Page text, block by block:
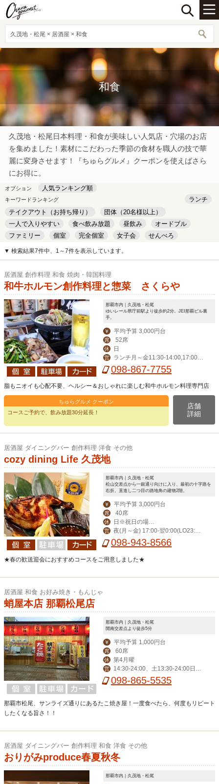
久茂地・松尾 × 居酒屋 × 和食
和食
久茂地・松尾日本料理・和食が美味しい人気店・穴場のお店
を集めました！素材にこだわった季節の食材を職人の技で華
麗に変身させます！『ちゅらグルメ』クーポンを使えばさら
にお得に。
オプション 人気ランキング順
キーワードランキング
ランチ
テイクアウト（お持ち帰り）
団体（20名様以上）
一人で入りやすい
食べ飲み放題 昼飲み
オードブル
ファミリー
個室 完全個室 女子会
せんべろ
キッズルーム
安い デート
▼ 検索結果7件中、1～7件を表示しています。
居酒屋 創作料理 和食 焼肉・韓国料理
和牛ホルモン創作料理と惣菜 さくらや
那覇市内｜久茂地・松尾
ゆいレール県庁前駅より徒歩約2分。JEI那覇ビル裏
手。
￥ 平均予算 3,000円台
席 52席
休 日
営
ランチ月～金11:30-14:00,17:00-2
4:00（LO 23:00）,祝日17:00-24:00
098-867-7755
脂もニオイも心配不要、ヘルシー＆おしゃれに楽しむ和牛ホルモン料理専門店
ちゅらグルメ クーポン
コースご予約で、飲み放題30分延長！
店舗
詳細
居酒屋 ダイニングバー 創作料理 洋食 その他
cozy dining Life 久茂地
那覇市内｜久茂地・松尾
松山交差点から一銀通り向けに入り、最初の十字路を
右折。直進し二つ目の路地角の建物2階。
￥ 平均予算 3,000円台
席 40席
休
営業。月曜振替休。
営
夜(月～金) 17:00-翌0:00(LO23:3
0) (土)-翌1:00(LO翌0:30) 昼(月～金) 1
098-943-8566
★春の歓送迎会におすすめコースをご用意しました★
居酒屋 和食 お好み焼き・もんじゃ
蛸屋本店 那覇松尾店
那覇市内｜久茂地・松尾
開南交差点より徒歩5分
￥ 平均予算 1,000円台
席 60席
休 第4月曜
営
14:30-24:00、土13:30-24:00日1
3:30-22:00※なくなり次第終了
098-865-5535
那覇市松尾、サンライズ通りにあるたこ焼き屋！一度食べたら、何度もリピート
したくなる旨さ！！
居酒屋 ダイニングバー 創作料理 和食 洋食 その他
おりがみproduce春夏秋冬
那覇市内｜久茂地・松尾